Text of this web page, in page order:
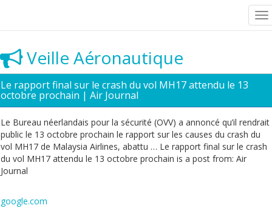
Veille Aéronautique
Le rapport final sur le crash du vol MH17 attendu le 13
octobre prochain | Air Journal
Le Bureau néerlandais pour la sécurité (OVV) a annoncé qu’il rendrait
public le 13 octobre prochain le rapport sur les causes du crash du
vol MH17 de Malaysia Airlines, abattu … Le rapport final sur le crash
du vol MH17 attendu le 13 octobre prochain is a post from: Air
Journal
google.com